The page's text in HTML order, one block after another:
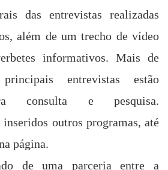
das entrevistas realizadas
além de um trecho de vídeo
informativos. Mais de
entrevistas estão
consulta e pesquisa.
inseridos outros programas, até
página.
de uma parceria entre a